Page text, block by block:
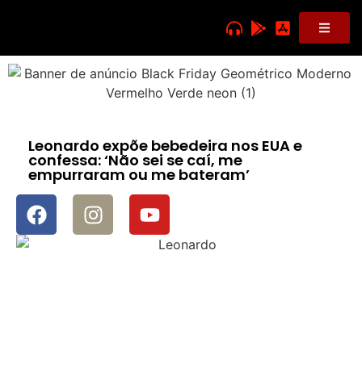
Leonardo expõe bebedeira nos EUA e
confessa: ‘Não sei se caí, me
empurraram ou me bateram’